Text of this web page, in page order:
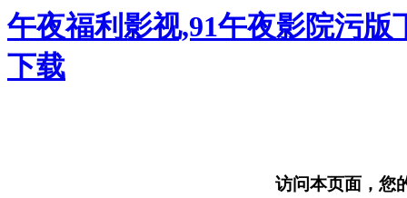
午夜福利影视,91午夜影院污
下载
访问本页面，您